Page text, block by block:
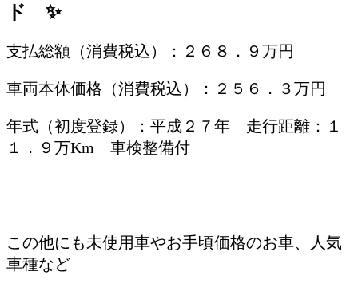
ド ✨
支払総額（消費税込）：２６８．９万円
車両本体価格（消費税込）：２５６．３万円
年式（初度登録）：平成２７年 走行距離：１
１．９万Km 車検整備付
この他にも未使用車やお手頃価格のお車、人気
車種など